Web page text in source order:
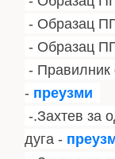
- Образац
- Образац
- Правилник
- преузми
-.Захтев за
дуга -